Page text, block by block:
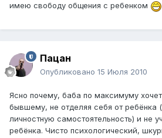
имею свободу общения с ребенком
Пацан
Опубликовано 15 Июля 2010
Ясно почему, баба по максимуму
бывшему, не отделяя себя от ребёнка
личностную самостоятельность) и не
ребёнка. Чисто психологический,